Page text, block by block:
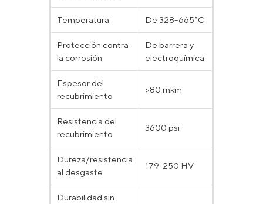
Temperatura De 328-665°C
Protección contra
la corrosión
De barrera y
electroquímica
Espesor del
recubrimiento
>80 mkm
Resistencia del
recubrimiento
3600 psi
Dureza/resistencia
al desgaste
179-250 HV
Durabilidad sin